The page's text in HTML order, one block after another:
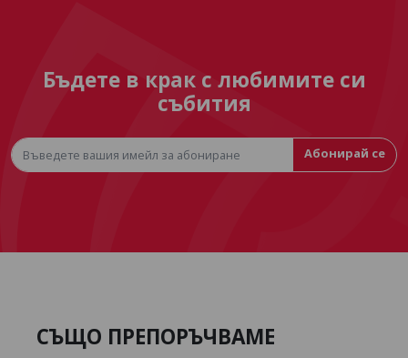
Бъдете в крак с любимите си
събития
Абонирай се
СЪЩО ПРЕПОРЪЧВАМЕ